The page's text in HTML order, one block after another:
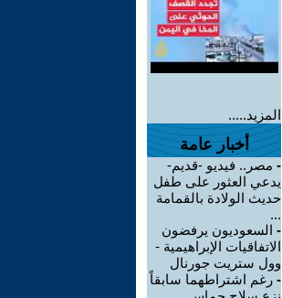
المزيد.....
أخبار عامة
- مصر.. فيديو -قديم-
يدعي العثور على طفل
حديث الولادة بالقمامة
...
- السعوديون يرفضون
الاتفاقيات الإبراهيمية -
وول ستريت جورنال
- رغم اشتراطهما سابقاً